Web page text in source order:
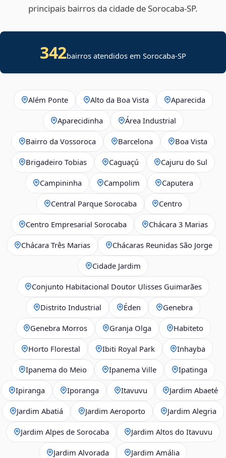
principais bairros da cidade de Sorocaba‑SP.
342bairros atendidos em Sorocaba-SP
Além Ponte Alto da Boa Vista Aparecida
Aparecidinha Área Industrial
Bairro da Vossoroca Barcelona Boa Vista
Brigadeiro Tobias Caguaçú Cajuru do Sul
Campininha Campolim Caputera
Central Parque Sorocaba Centro
Centro Empresarial Sorocaba Chácara 3 Marias
Chácara Três Marias Chácaras Reunidas São Jorge
Cidade Jardim
Conjunto Habitacional Doutor Ulisses Guimarães
Distrito Industrial Éden Genebra
Genebra Morros Granja Olga Habiteto
Horto Florestal Ibiti Royal Park Inhayba
Ipanema do Meio Ipanema Ville Ipatinga
Ipiranga Iporanga Itavuvu Jardim Abaeté
Jardim Abatiá Jardim Aeroporto Jardim Alegria
Jardim Alpes de Sorocaba Jardim Altos do Itavuvu
Jardim Alvorada Jardim Amália